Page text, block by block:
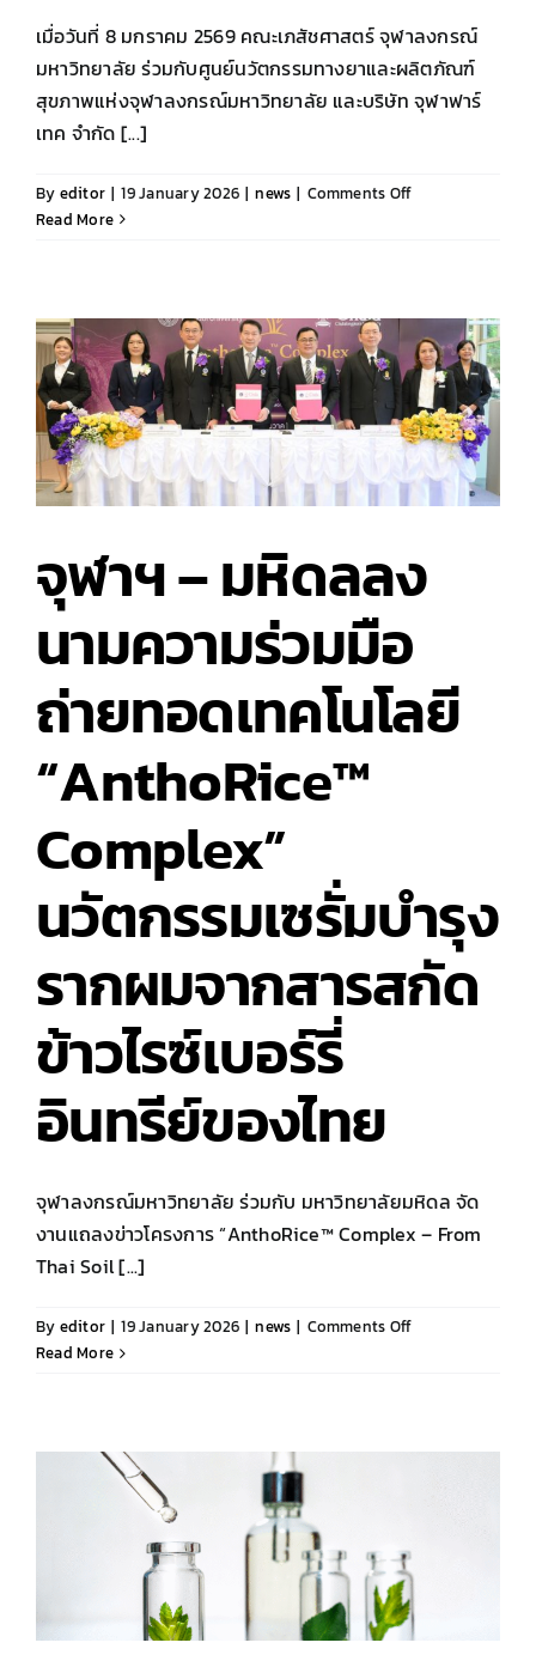
เมื่อวันที่ 8 มกราคม 2569 คณะเภสัชศาสตร์ จุฬาลงกรณ์
มหาวิทยาลัย ร่วมกับศูนย์นวัตกรรมทางยาและผลิตภัณฑ์
สุขภาพแห่งจุฬาลงกรณ์มหาวิทยาลัย และบริษัท จุฬาฟาร์
เทค จำกัด [...]
By editor | 19 January 2026 | news | Comments Offon
กับ
ศูนย์
นวัตกรรม
ทาง
ยา
และ
ผลิตภัณฑ์
สุขภาพ
จุฬาฯ
ต้อนรับ
ผู้
บริหาร
จุฬาลงกรณ์
มหาวิทยาลัย
สถาน
ปฏิบัติ
การนำ
ร่อง
ผลิตภัณฑ์
Read More
จุฬาฯ – มหิดลลง
นามความร่วมมือ
ถ่ายทอดเทคโนโลยี
“AnthoRice™
Complex”
นวัตกรรมเซรั่มบำรุง
รากผมจากสารสกัด
ข้าวไรซ์เบอร์รี่
อินทรีย์ของไทย
จุฬาลงกรณ์มหาวิทยาลัย ร่วมกับ มหาวิทยาลัยมหิดล จัด
งานแถลงข่าวโครงการ “AnthoRice™ Complex – From
Thai Soil [...]
By editor | 19 January 2026 | news | Comments Offon
นาม
ถ่ายทอด
“AnthoRice™
Complex”
Read More